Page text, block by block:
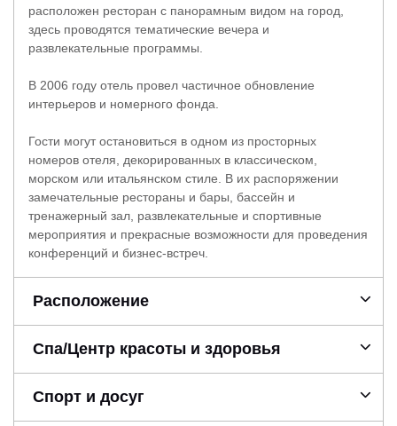
расположен ресторан с панорамным видом на город,
здесь проводятся тематические вечера и
развлекательные программы.
В 2006 году отель провел частичное обновление
интерьеров и номерного фонда.
Гости могут остановиться в одном из просторных
номеров отеля, декорированных в классическом,
морском или итальянском стиле. В их распоряжении
замечательные рестораны и бары, бассейн и
тренажерный зал, развлекательные и спортивные
мероприятия и прекрасные возможности для проведения
конференций и бизнес-встреч.
Расположение
Спа/Центр красоты и здоровья
Спорт и досуг